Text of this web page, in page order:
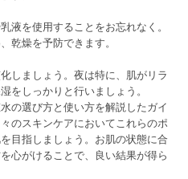
液を使用することをお忘れなく。
乾燥を予防できます。
しましょう。夜は特に、肌がリラ
をしっかりと行いましょう。
の選び方と使い方を解説したガイ
のスキンケアにおいてこれらのポ
目指しましょう。お肌の状態に合
心がけることで、良い結果が得ら